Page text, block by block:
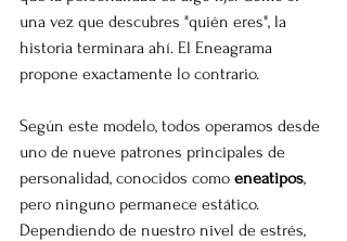
una vez que descubres "quién eres", la
historia terminara ahí. El Eneagrama
propone exactamente lo contrario.
Según este modelo, todos operamos desde
uno de nueve patrones principales de
personalidad, conocidos como eneatipos,
pero ninguno permanece estático.
Dependiendo de nuestro nivel de estrés,